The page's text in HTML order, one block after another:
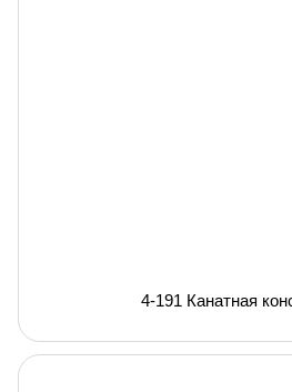
4-191 Канатная